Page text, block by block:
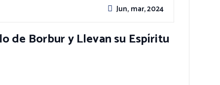
Jun, mar, 2024
de Borbur y Llevan su Espíritu